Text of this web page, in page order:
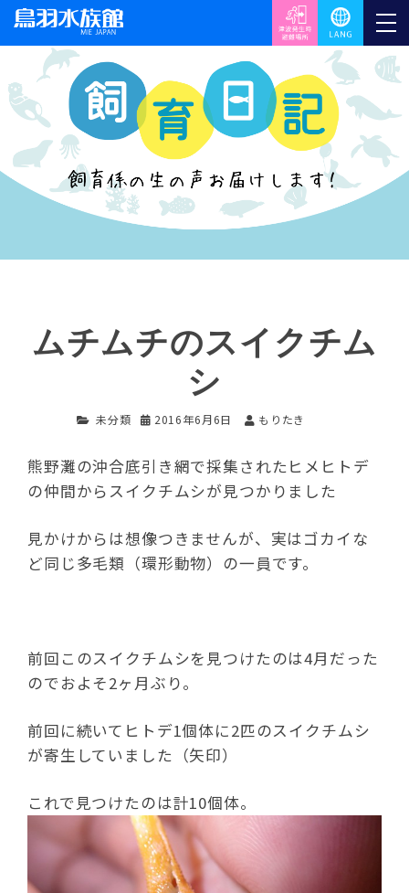
ムチムチのスイクチム
シ
未分類 2016年6月6日 もりたき
熊野灘の沖合底引き網で採集されたヒメヒトデ
の仲間からスイクチムシが見つかりました
見かけからは想像つきませんが、実はゴカイな
ど同じ多毛類（環形動物）の一員です。
前回このスイクチムシを見つけたのは4月だった
のでおよそ2ヶ月ぶり。
前回に続いてヒトデ1個体に2匹のスイクチムシ
が寄生していました（矢印）
これで見つけたのは計10個体。